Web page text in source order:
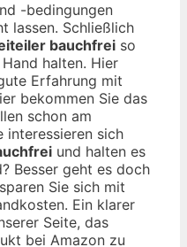
-bedingungen
lassen. Schließlich
bauchfrei so
halten. Hier
Erfahrung mit
bekommen Sie das
schon am
interessieren sich
und halten es
Besser geht es doch
Sie sich mit
Ein klarer
Seite, das
bei Amazon zu